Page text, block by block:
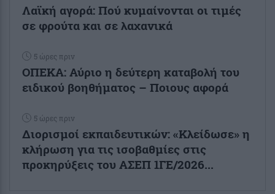
Λαϊκή αγορά: Πού κυμαίνονται οι τιμές
σε φρούτα και σε λαχανικά
5 ώρες πριν
ΟΠΕΚΑ: Αύριο η δεύτερη καταβολή του
ειδικού βοηθήματος – Ποιους αφορά
5 ώρες πριν
Διορισμοί εκπαιδευτικών: «Κλείδωσε» η
κλήρωση για τις ισοβαθμίες στις
προκηρύξεις του ΑΣΕΠ 1ΓΕ/2026...